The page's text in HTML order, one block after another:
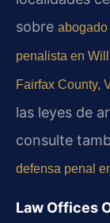
sobre abogado
penalista en
Fairfax County,
las leyes de
consulte
defensa penal
Law Offices